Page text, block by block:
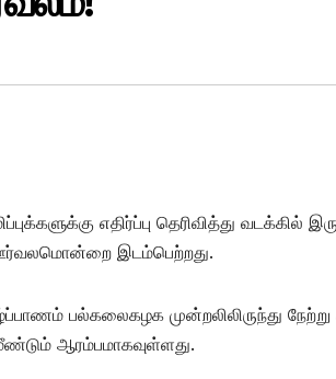
எதிர்ப்பு தெரிவித்து வடக்கில்
ஊர்வலமொன்றை இடம்பெற்றது.
பல்கலைகழக முன்றலிலிருந்து நேற்று
ஆரம்பமாகவுள்ளது.